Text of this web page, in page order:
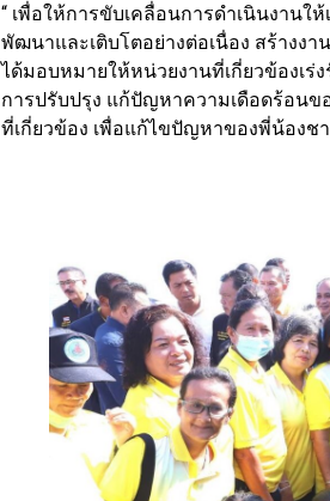
“ เพื่อให้การขับเคลื่อนการดำเนินงาน
พัฒนาและเติบโตอย่างต่อเนื่อง สร้างง
ได้มอบหมายให้หน่วยงานที่เกี่ยวข้องเ
การปรับปรุง แก้ปัญหาความเดือดร้อนข
ที่เกี่ยวข้อง เพื่อแก้ไขปัญหาของพี่น้องช